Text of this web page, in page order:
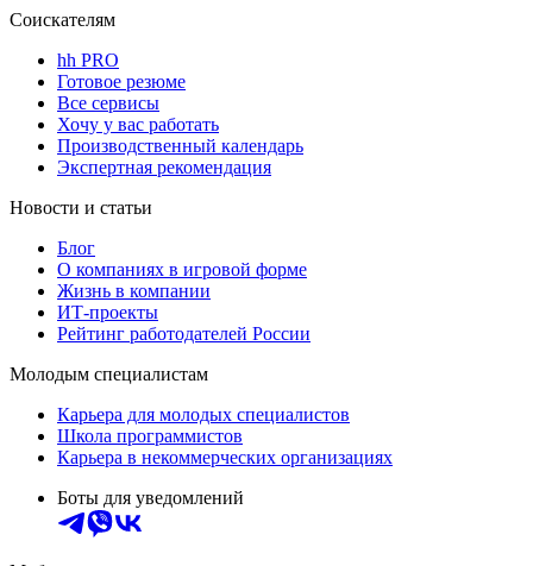
Соискателям
hh PRO
Готовое резюме
Все сервисы
Хочу у вас работать
Производственный календарь
Экспертная рекомендация
Новости и статьи
Блог
О компаниях в игровой форме
Жизнь в компании
ИТ-проекты
Рейтинг работодателей России
Молодым специалистам
Карьера для молодых специалистов
Школа программистов
Карьера в некоммерческих организациях
Боты для уведомлений